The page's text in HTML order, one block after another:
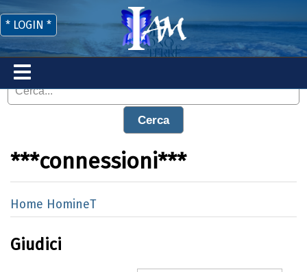
Cerca
* LOGIN *
***connessioni***
Home HomineT
Giudici